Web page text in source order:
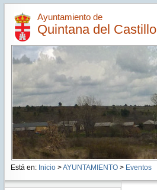
Ayuntamiento de
Quintana del Castillo
Está en: Inicio >AYUNTAMIENTO> Eventos